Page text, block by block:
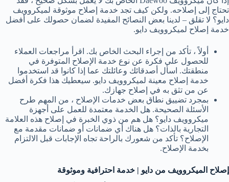
تحتاج إلى إصلاحه. ولكن كيف تجد خدمة إصلاح موثوقة لميكروويف
دايو؟ لا تقلق – لدينا بعض النصائح المفيدة لضمان حصولك على أفضل
خدمة إصلاح لميكروويف دايو.
أولاً ، تأكد من إجراء البحث الخاص بك. اقرأ مراجعات العملاء
للحصول على فكرة عن نوع خدمة الإصلاح المتوفرة في
منطقتك. اسأل أصدقائك وعائلتك عما إذا كانوا قد استخدموا
خدمة إصلاح معينة لميكروويف دايو. سيعطيك هذا فكرة أفضل
عن من تثق به في إصلاح جهازك.
بمجرد تضييق نطاق بعض خدمات الإصلاح ، من المهم طرح
الأسئلة الصحيحة. هل الخدمة معتمدة للعمل على أجهزة
ميكروويف دايو؟ هل هم من ذوي الخبرة في إصلاح هذه العلامة
التجارية بالذات؟ هل هناك أي ضمانات أو ضمانات مقدمة مع
الإصلاح؟ تأكد من شعورك بالراحة تجاه الإجابات قبل الالتزام
بخدمة الإصلاح.
إصلاح الميكروويف من دايو | خدمة احترافية وموثوقة